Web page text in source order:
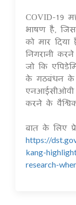
COVID-19
भाषण है,
को मार दिया
निगरानी
जो कि
के गठबंधन के
करने के
बात के लिए
https://
kang-
research-